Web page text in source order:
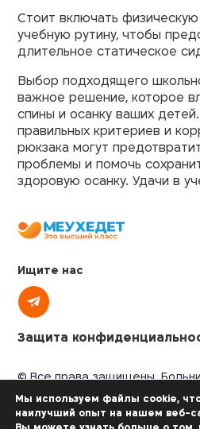
Стоит включать физическую
учебную рутину, чтобы
длительное статическое
Выбор подходящего
важное решение, которое
спины и осанку ваших
правильных критериев и
рюкзака могут
проблемы и помочь
здоровую осанку. Удачи в
Ищите нас
Защита
© Все права защищены.
касса «Меухедет мерказит
2025
Откройте для себя
Мы используем файлы cookie,
наилучший опыт на нашем веб-